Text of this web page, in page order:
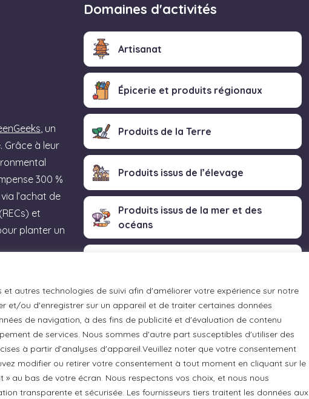
et autres technologies de suivi afin d'améliorer votre expérience sur notre
et/ou d'enregistrer sur un appareil et de traiter certaines données
de navigation, à des fins de publicité et d'évaluation de contenu
de services. Nous sommes d'autre part susceptibles d'utiliser des
à partir d’analyses d'appareil.Veuillez noter que votre consentement
modifier ou retirer votre consentement à tout moment en cliquant sur le
au bas de votre écran. Nous respectons vos choix, et nous nous
transparente et sécurisée. Les fournisseurs tiers traitent les données aux
, un
Grâce à leur
300 %
l’achat de
et
planter un
et
labellisé «
qui
Domaines d'activités
Artisanat
Épicerie et produits régionaux
Produits de la Terre
Produits issus de l’élevage
Produits issus de la mer et des
océans